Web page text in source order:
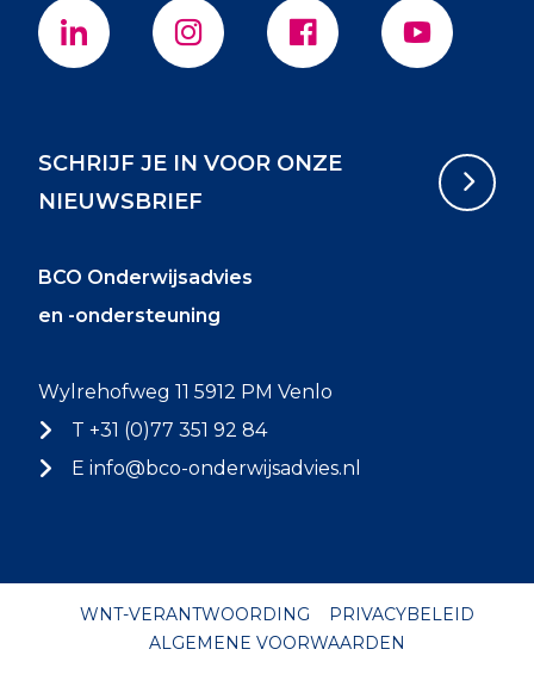
SCHRIJF JE IN VOOR ONZE
NIEUWSBRIEF
BCO Onderwijsadvies
en -ondersteuning
Wylrehofweg 11 5912 PM Venlo
T +31 (0)77 351 92 84
E info@bco-onderwijsadvies.nl
WNT-VERANTWOORDING
PRIVACYBELEID
ALGEMENE VOORWAARDEN